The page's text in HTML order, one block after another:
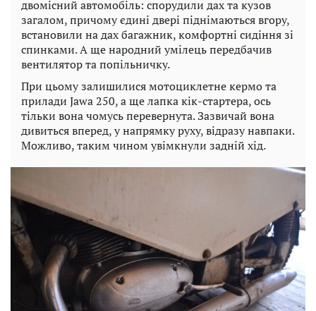
двомісний автомобіль: спорудили дах та кузов
загалом, причому єдині двері піднімаються вгору,
встановили на дах багажник, комфортні сидіння зі
спинками. А ще народний умілець передбачив
вентилятор та попільничку.
При цьому залишилися мотоциклетне кермо та
прилади Jawa 250, а ще лапка кік-стартера, ось
тільки вона чомусь перевернута. Зазвичай вона
дивиться вперед, у напрямку руху, відразу навпаки.
Можливо, таким чином увімкнули задній хід.